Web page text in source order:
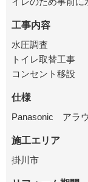
工事内容
水圧調査
トイレ取替工事
コンセント移設
仕様
Panasonic アラ
施工エリア
掛川市